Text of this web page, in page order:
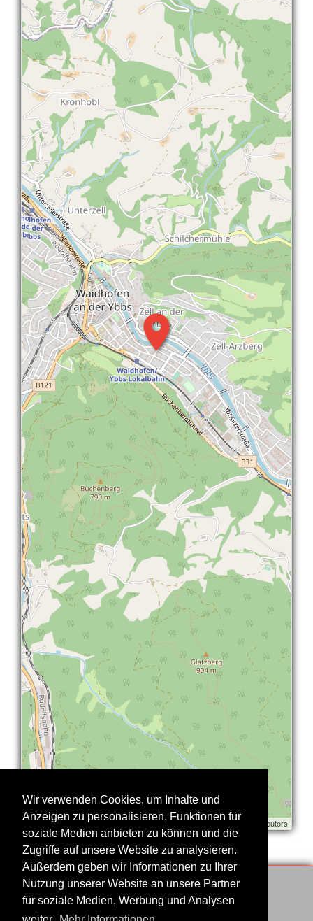
Wir verwenden Cookies, um Inhalte und
Anzeigen zu personalisieren, Funktionen für
soziale Medien anbieten zu können und die
Zugriffe auf unsere Website zu analysieren.
Außerdem geben wir Informationen zu Ihrer
Nutzung unserer Website an unsere Partner
für soziale Medien, Werbung und Analysen
Stadtausstellung | ©OpenStreetMap contributors
Impressum Datenschutzerklärung